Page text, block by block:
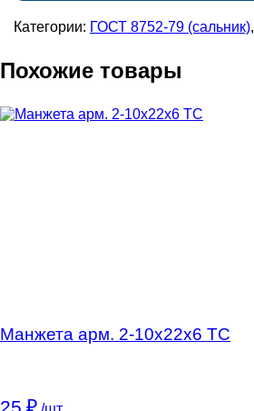
Категории: ГОСТ 8752-79 (сальник),
Похожие товары
Манжета арм. 2-10х22х6 ТC